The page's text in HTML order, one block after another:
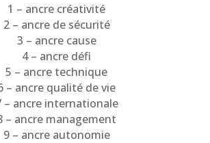
1 – ancre créativité
2 – ancre de sécurité
3 – ancre cause
4 – ancre défi
5 – ancre technique
– ancre qualité de vie
– ancre internationale
– ancre management
9 – ancre autonomie